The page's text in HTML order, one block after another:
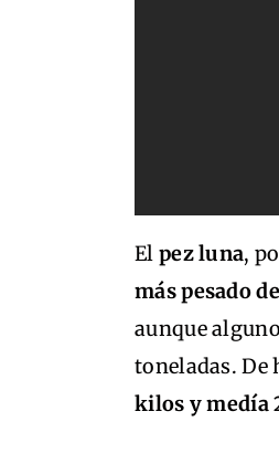
El pez luna,
más pesado
aunque
toneladas. De
kilos y medía